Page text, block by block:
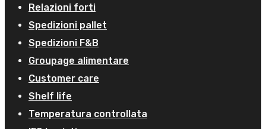
Relazioni forti
Spedizioni pallet
Spedizioni F&B
Groupage alimentare
Customer care
Shelf life
Temperatura controllata